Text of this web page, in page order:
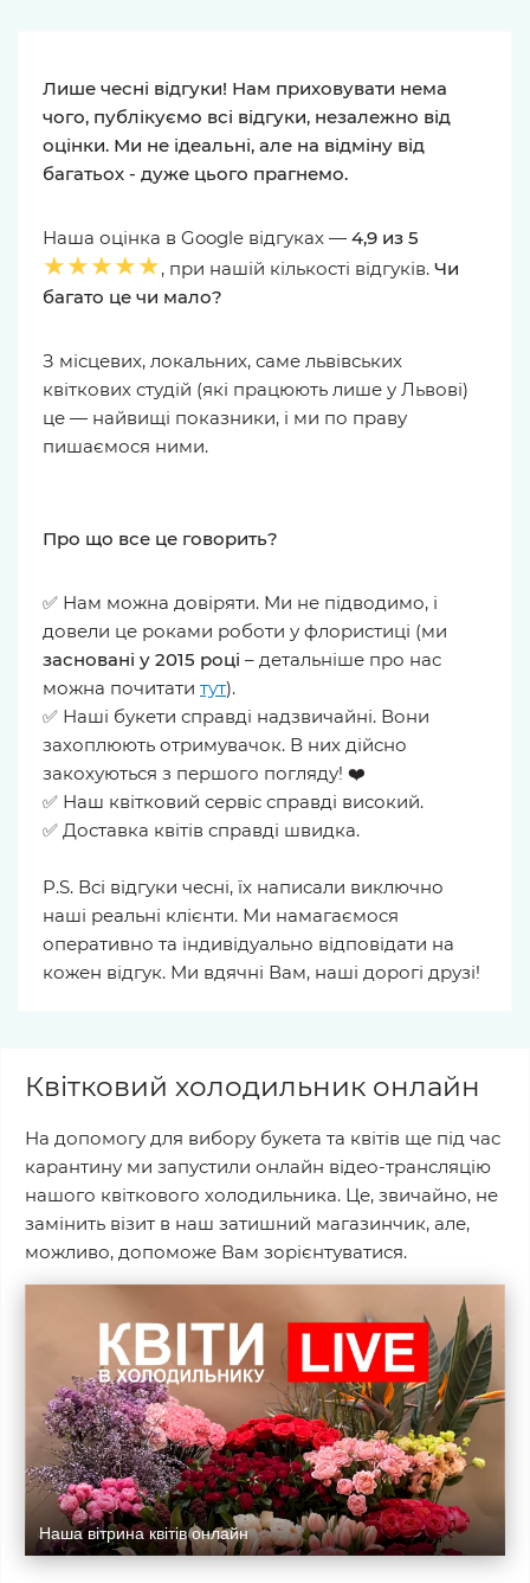
Лише чесні відгуки! Нам приховувати нема
чого, публікуємо всі відгуки, незалежно від
оцінки. Ми не ідеальні, але на відміну від
багатьох - дуже цього прагнемо.
Наша оцінка в Google відгуках — 4,9 из 5
★★★★★, при нашій кількості відгуків. Чи
багато це чи мало?
З місцевих, локальних, саме львівських
квіткових студій (які працюють лише у Львові)
це — найвищі показники, і ми по праву
пишаємося ними.
Про що все це говорить?
✅ Нам можна довіряти. Ми не підводимо, і
довели це роками роботи у флористиці (ми
засновані у 2015 році – детальніше про нас
можна почитати тут).
✅ Наші букети справді надзвичайні. Вони
захоплюють отримувачок. В них дійсно
закохуються з першого погляду! ❤️
✅ Наш квітковий сервіс справді високий.
✅ Доставка квітів справді швидка.
P.S. Всі відгуки чесні, їх написали виключно
наші реальні клієнти. Ми намагаємося
оперативно та індивідуально відповідати на
кожен відгук. Ми вдячні Вам, наші дорогі друзі!
Квітковий холодильник онлайн
На допомогу для вибору букета та квітів ще під час
карантину ми запустили онлайн відео-трансляцію
нашого квіткового холодильника. Це, звичайно, не
замінить візит в наш затишний магазинчик, але,
можливо, допоможе Вам зорієнтуватися.
Наша вітрина квітів онлайн